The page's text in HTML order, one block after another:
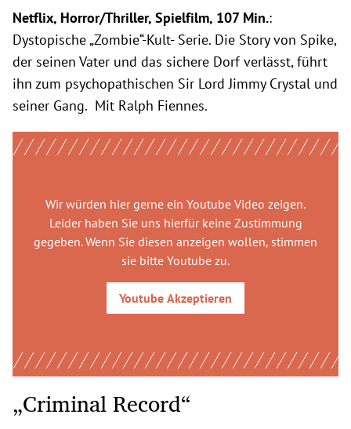
Netflix, Horror/Thriller, Spielfilm, 107 Min.:
Dystopische „Zombie“-Kult- Serie. Die Story von Spike,
der seinen Vater und das sichere Dorf verlässt, führt
ihn zum psychopathischen Sir Lord Jimmy Crystal und
seiner Gang. Mit Ralph Fiennes.
Wir würden hier gerne ein Youtube Video zeigen.
Leider haben Sie uns hierfür keine Zustimmung
gegeben. Wenn Sie diesen anzeigen wollen, stimmen
sie bitte Youtube zu.
Youtube Akzeptieren
„Criminal Record“